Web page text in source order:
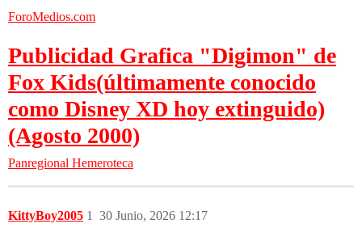
ForoMedios.com
Publicidad Grafica "Digimon" de
Fox Kids(últimamente conocido
como Disney XD hoy extinguido)
(Agosto 2000)
Panregional Hemeroteca
KittyBoy2005 30 Junio, 2026 12:17
1